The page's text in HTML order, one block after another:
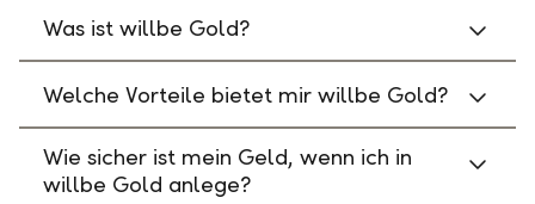
Was ist willbe Gold?
Welche Vorteile bietet mir willbe Gold?
Wie sicher ist mein Geld, wenn ich in
willbe Gold anlege?